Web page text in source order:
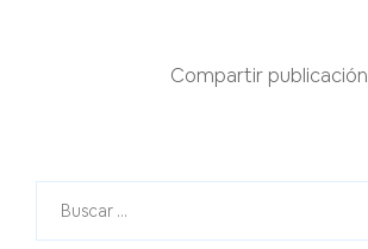
Compartir publicación